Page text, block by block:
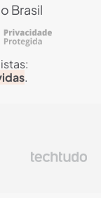
Brasil
.